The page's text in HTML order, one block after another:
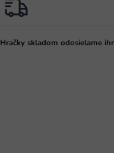
Hračky skladom odosielame